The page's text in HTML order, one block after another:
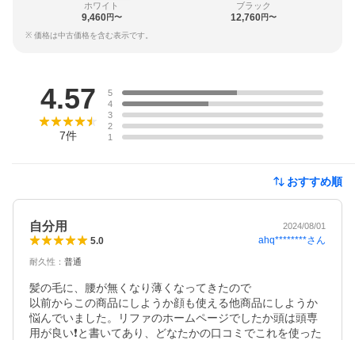
ホワイト
9,460円〜
ブラック
12,760円〜
※ 価格は中古価格を含む表示です。
4.57
7件
5
4
3
2
1
おすすめ順
自分用 2024/08/01
5.0 ahq********さん
耐久性 ： 普通
髪の毛に、腰が無くなり薄くなってきたので
以前からこの商品にしようか顔も使える他商品にしようか
悩んでいました。リファのホームページでしたか頭は頭専
用が良い❗️と書いてあり、どなたかの口コミでこれを使った